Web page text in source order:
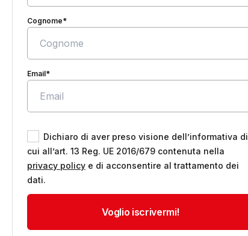
Cognome*
Email*
Dichiaro di aver preso visione dell’informativa di
cui all’art. 13 Reg. UE 2016/679 contenuta nella
privacy policy e di acconsentire al trattamento dei
dati.